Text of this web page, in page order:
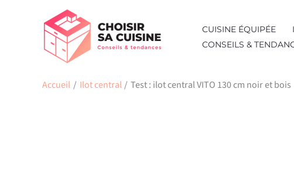
CUISINE ÉQUIPÉE
CONSEILS &
Accueil Ilot central Test : ilot central VITO 130 cm noir et bois